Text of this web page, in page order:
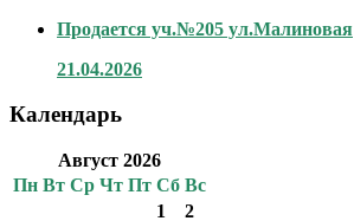
Продается уч.№205 ул.Малиновая
21.04.2026
Календарь
Август 2026
Пн Вт Ср Чт Пт Сб Вс
1
2